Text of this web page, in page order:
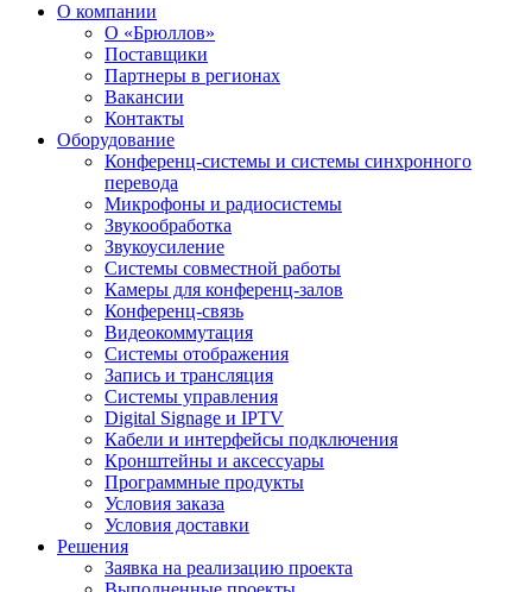
О компании
О «Брюллов»
Поставщики
Партнеры в регионах
Вакансии
Контакты
Оборудование
Конференц-системы и системы синхронного
перевода
Микрофоны и радиосистемы
Звукообработка
Звукоусиление
Системы совместной работы
Камеры для конференц-залов
Конференц-связь
Видеокоммутация
Системы отображения
Запись и трансляция
Системы управления
Digital Signage и IPTV
Кабели и интерфейсы подключения
Кронштейны и аксессуары
Программные продукты
Условия заказа
Условия доставки
Решения
Заявка на реализацию проекта